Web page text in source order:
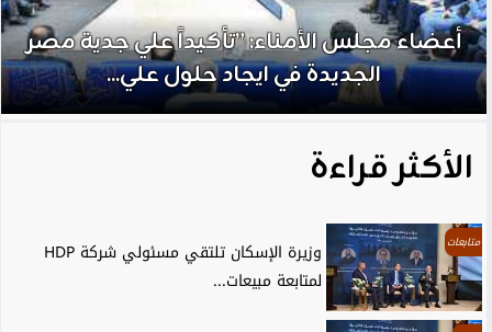
أعضاء مجلس الأمناء: ”تأكيداً علي جدية مصر
الجديدة في ايجاد حلول علي...
الأكثر قراءة
متابعات
وزيرة الإسكان تلتقي مسئولي شركة HDP
لمتابعة مبيعات...